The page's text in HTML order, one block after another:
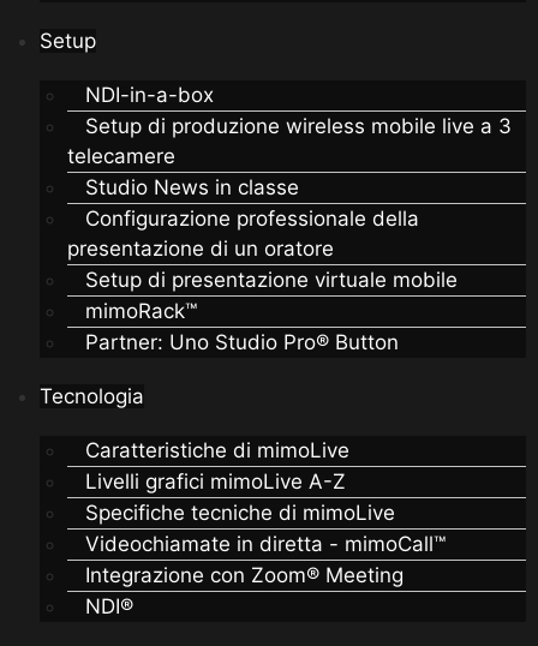
Setup
NDI-in-a-box
Setup di produzione wireless mobile live a 3
telecamere
Studio News in classe
Configurazione professionale della
presentazione di un oratore
Setup di presentazione virtuale mobile
mimoRack™
Partner: Uno Studio Pro® Button
Tecnologia
Caratteristiche di mimoLive
Livelli grafici mimoLive A-Z
Specifiche tecniche di mimoLive
Videochiamate in diretta - mimoCall™
Integrazione con Zoom® Meeting
NDI®